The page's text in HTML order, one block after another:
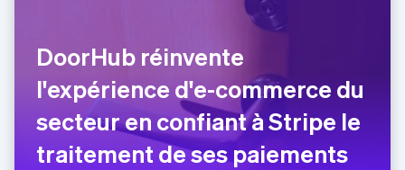
DoorHub réinvente
l'expérience d'e-commerce du
secteur en confiant à Stripe le
traitement de ses paiements
Italiano
Danemark
English
Émirats arabes unis
English
Espagne
EspañolEnglish